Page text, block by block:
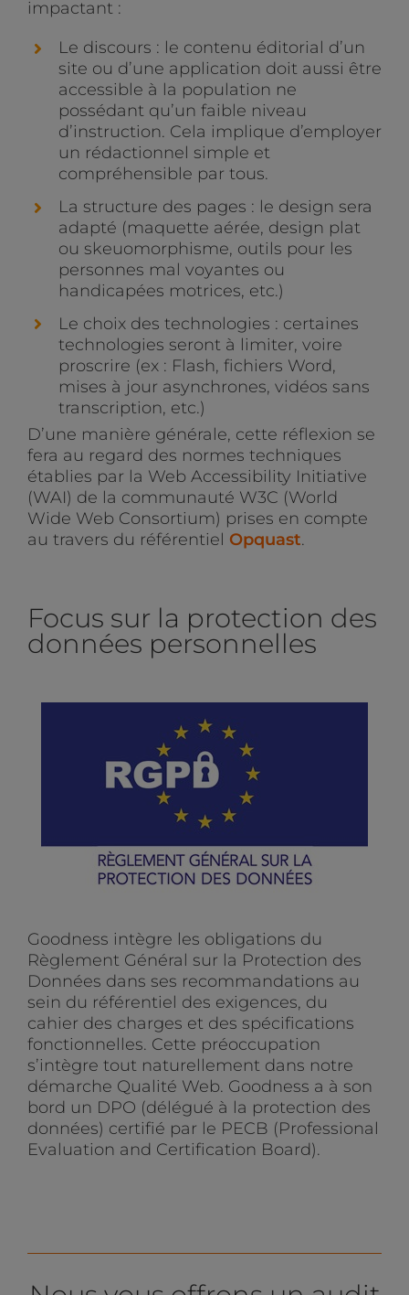
impactant :
Le discours : le contenu éditorial d’un
site ou d’une application doit aussi être
accessible à la population ne
possédant qu’un faible niveau
d’instruction. Cela implique d’employer
un rédactionnel simple et
compréhensible par tous.
La structure des pages : le design sera
adapté (maquette aérée, design plat
ou skeuomorphisme, outils pour les
personnes mal voyantes ou
handicapées motrices, etc.)
Le choix des technologies : certaines
technologies seront à limiter, voire
proscrire (ex : Flash, fichiers Word,
mises à jour asynchrones, vidéos sans
transcription, etc.)
D’une manière générale, cette réflexion se
fera au regard des normes techniques
établies par la Web Accessibility Initiative
(WAI) de la communauté W3C (World
Wide Web Consortium) prises en compte
au travers du référentiel Opquast.
Focus sur la protection des
données personnelles
Goodness intègre les obligations du
Règlement Général sur la Protection des
Données dans ses recommandations au
sein du référentiel des exigences, du
cahier des charges et des spécifications
fonctionnelles. Cette préoccupation
s’intègre tout naturellement dans notre
démarche Qualité Web. Goodness a à son
bord un DPO (délégué à la protection des
données) certifié par le PECB (Professional
Evaluation and Certification Board).